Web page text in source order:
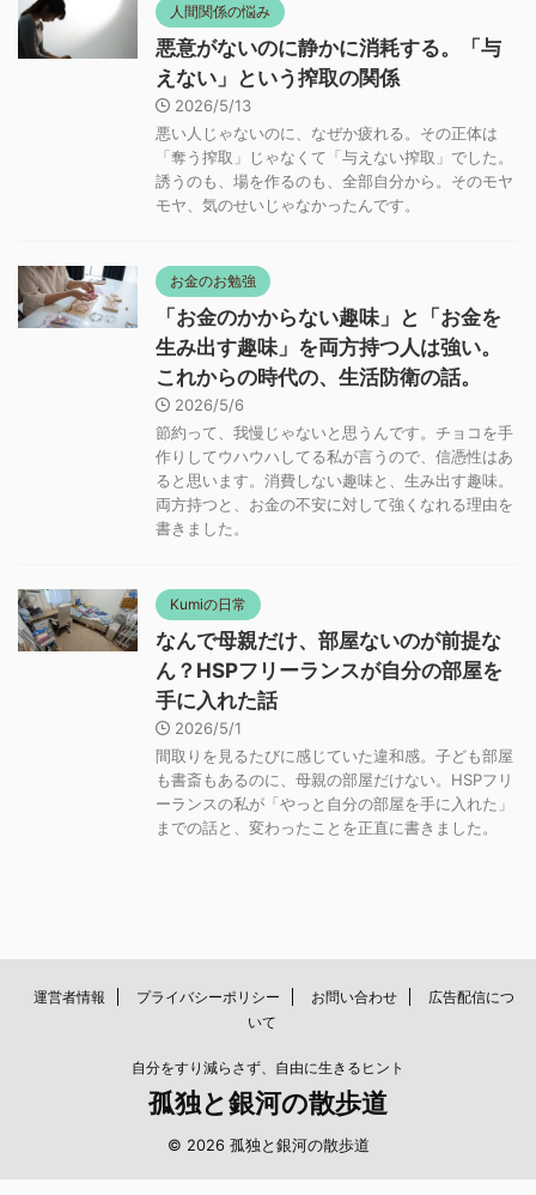
人間関係の悩み
悪意がないのに静かに消耗する。「与
えない」という搾取の関係
2026/5/13
悪い人じゃないのに、なぜか疲れる。その正体は
「奪う搾取」じゃなくて「与えない搾取」でした。
誘うのも、場を作るのも、全部自分から。そのモヤ
モヤ、気のせいじゃなかったんです。
お金のお勉強
「お金のかからない趣味」と「お金を
生み出す趣味」を両方持つ人は強い。
これからの時代の、生活防衛の話。
2026/5/6
節約って、我慢じゃないと思うんです。チョコを手
作りしてウハウハしてる私が言うので、信憑性はあ
ると思います。消費しない趣味と、生み出す趣味。
両方持つと、お金の不安に対して強くなれる理由を
書きました。
Kumiの日常
なんで母親だけ、部屋ないのが前提な
ん？HSPフリーランスが自分の部屋を
手に入れた話
2026/5/1
間取りを見るたびに感じていた違和感。子ども部屋
も書斎もあるのに、母親の部屋だけない。HSPフリ
ーランスの私が「やっと自分の部屋を手に入れた」
までの話と、変わったことを正直に書きました。
運営者情報 プライバシーポリシー お問い合わせ
広告配信につ
いて
自分をすり減らさず、自由に生きるヒント
孤独と銀河の散歩道
© 2026 孤独と銀河の散歩道